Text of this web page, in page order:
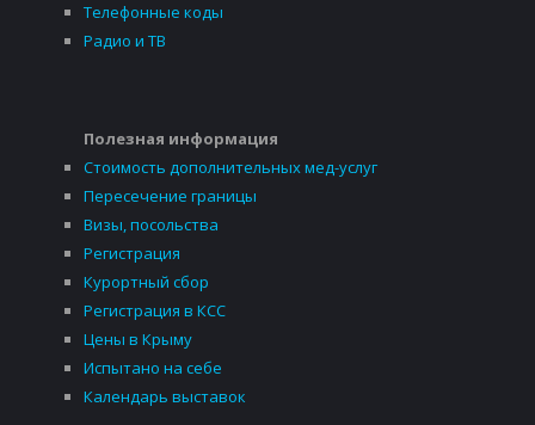
Телефонные коды
Радио и ТВ
Полезная информация
Стоимость дополнительных мед-услуг
Пересечение границы
Визы, посольства
Регистрация
Курортный сбор
Регистрация в КСС
Цены в Крыму
Испытано на себе
Календарь выставок